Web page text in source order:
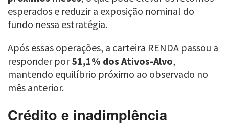
esperados e reduzir a exposição nominal do
fundo nessa estratégia.
Após essas operações, a carteira RENDA passou a
responder por51,1% dos Ativos-Alvo,
mantendo equilíbrio próximo ao observado no
mês anterior.
Crédito e inadimplência